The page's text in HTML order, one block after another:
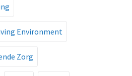
Environment
Zorg